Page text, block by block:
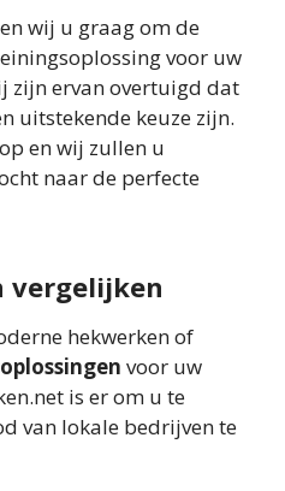
wij u graag om de
voor uw
zijn ervan overtuigd dat
uitstekende keuze zijn.
en wij zullen u
naar de perfecte
vergelijken
hekwerken of
voor uw
is er om u te
van lokale bedrijven te